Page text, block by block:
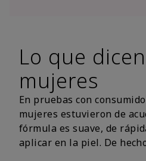
Lo que
mujeres
En pruebas con
mujeres estuvieron de
fórmula es suave, de
aplicar en la piel. De